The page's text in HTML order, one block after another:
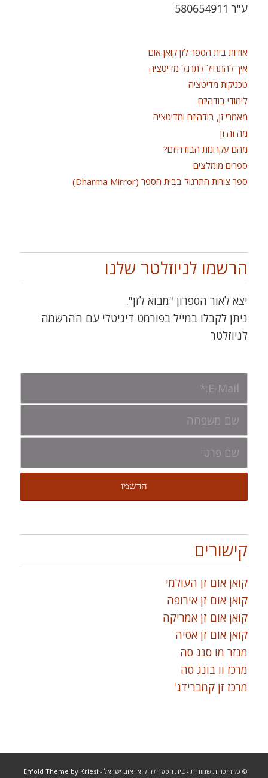
ע"ר 580654911
אודות בית הספר לזן קואן אום
איך להתחיל לתרגל מדיטציה
טכניקות מדיטציה
לימודי בודהיזם
מאמרי זן, בודהיזם ומדיטציה
מה זה זן
מהם עקרונות הבודהיזם?
ספרים מומלצים
ספר צורות התרגול בבית הספר (Dharma Mirror)
הרשמו לניוזלטר שלנו
יצא לאור הספרון "מבוא לזן".
ניתן לקבלו במייל בפורמט דיגיטלי עם ההרשמה
לניוזלטר
קישורים
קואן אום זן העולמי
קואן אום זן אירופה
קואן אום זן אמריקה
קואן אום זן אסיה
מנזר מו סנג סה
מרכז וו בונג סה
מרכז זן קמברידג'
© כל הזכויות שמורות - בית הספר לזן קואן אום ישראל - Enfold Theme by Kriesi